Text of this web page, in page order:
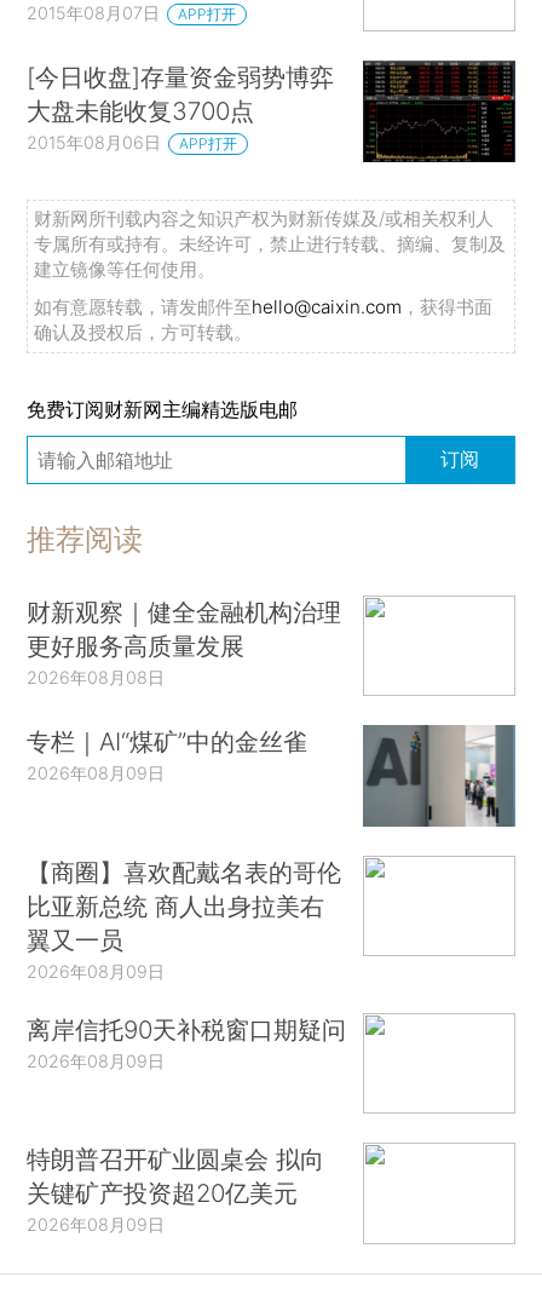
2015年08月07日 APP打开
[今日收盘]存量资金弱势博弈
大盘未能收复3700点
2015年08月06日 APP打开
财新网所刊载内容之知识产权为财新传媒及/或相关权利人
专属所有或持有。未经许可，禁止进行转载、摘编、复制及
建立镜像等任何使用。
如有意愿转载，请发邮件至hello@caixin.com ，获得书面
确认及授权后，方可转载。
免费订阅财新网主编精选版电邮
订阅
推荐阅读
财新观察｜健全金融机构治理
更好服务高质量发展
2026年08月08日
专栏｜AI“煤矿”中的金丝雀
2026年08月09日
【商圈】喜欢配戴名表的哥伦
比亚新总统 商人出身拉美右
翼又一员
2026年08月09日
离岸信托90天补税窗口期疑问
2026年08月09日
特朗普召开矿业圆桌会 拟向
关键矿产投资超20亿美元
2026年08月09日